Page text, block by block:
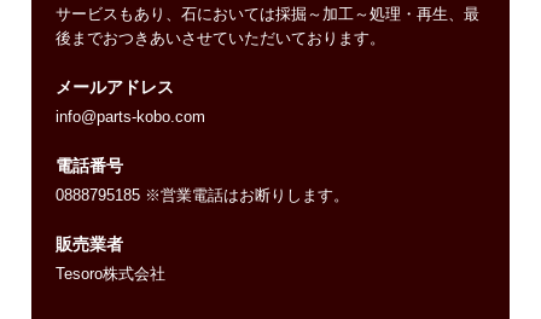
サービスもあり、石においては採掘～加工～処理・再生、最
後までおつきあいさせていただいております。
メールアドレス
info@parts-kobo.com
電話番号
0888795185 ※営業電話はお断りします。
販売業者
Tesoro株式会社